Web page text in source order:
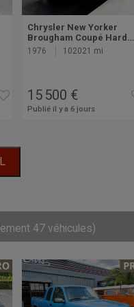
Chrysler New Yorker
Brougham Coupé Hard…
1976 102021 mi
15 500 €
Publié il y a 6 jours
47 véhicules)